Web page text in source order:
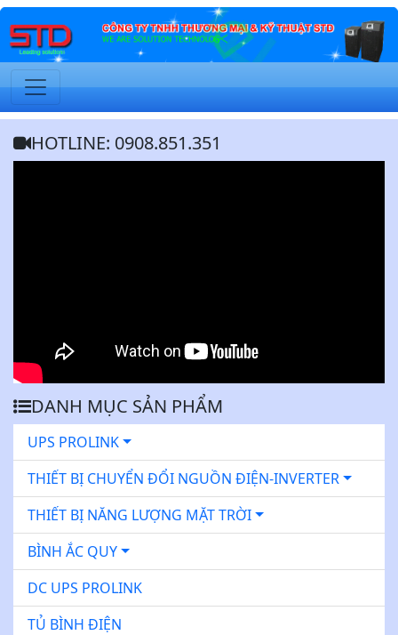
HOTLINE: 0908.851.351
DANH MỤC SẢN PHẨM
UPS PROLINK
THIẾT BỊ CHUYỂN ĐỔI NGUỒN ĐIỆN-INVERTER
THIẾT BỊ NĂNG LƯỢNG MẶT TRỜI
BÌNH ẮC QUY
DC UPS PROLINK
TỦ BÌNH ĐIỆN